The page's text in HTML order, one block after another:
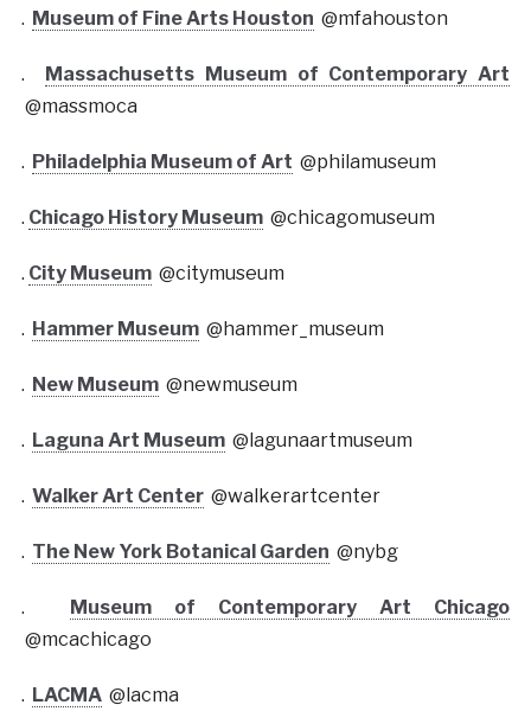
. Museum of Fine Arts Houston @mfahouston
. Massachusetts Museum of Contemporary Art
@massmoca
. Philadelphia Museum of Art @philamuseum
. Chicago History Museum@chicagomuseum
. City Museum@citymuseum
. Hammer Museum@hammer_museum
. New Museum@newmuseum
. Laguna Art Museum@lagunaartmuseum
. Walker Art Center@walkerartcenter
. The New York Botanical Garden @nybg
. Museum of Contemporary Art Chicago
@mcachicago
. LACMA@lacma